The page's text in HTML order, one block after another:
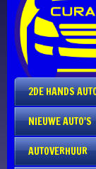
2DE HANDS
NIEUWE AUTO'S
AUTOVERHUUR